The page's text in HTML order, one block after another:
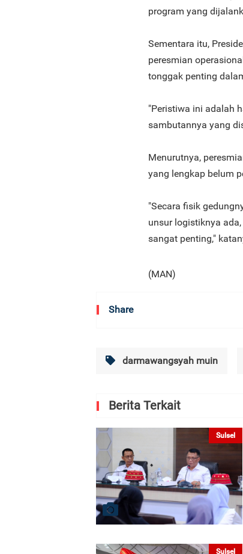
program yang
Sementara itu,
peresmian
tonggak penting
"Peristiwa ini adalah
sambutannya yang
Menurutnya,
yang lengkap belum
"Secara fisik
unsur logistiknya
sangat penting,"
(MAN)
Share
darmawangsyah muin
Berita Terkait
Sulsel
Sulsel